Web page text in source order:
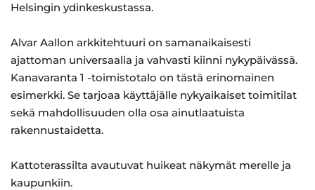
Helsingin ydinkeskustassa.
Alvar Aallon arkkitehtuuri on samanaikaisesti
ajattoman universaalia ja vahvasti kiinni nykypäivässä.
Kanavaranta 1 -toimistotalo on tästä erinomainen
esimerkki. Se tarjoaa käyttäjälle nykyaikaiset toimitilat
sekä mahdollisuuden olla osa ainutlaatuista
rakennustaidetta.
Kattoterassilta avautuvat huikeat näkymät merelle ja
kaupunkiin.